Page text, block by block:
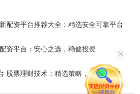
配资平台推荐大全：精选安全可靠平台
资平台：安心之选，稳健投资
股票理财技术：精选策略，稳健增值！